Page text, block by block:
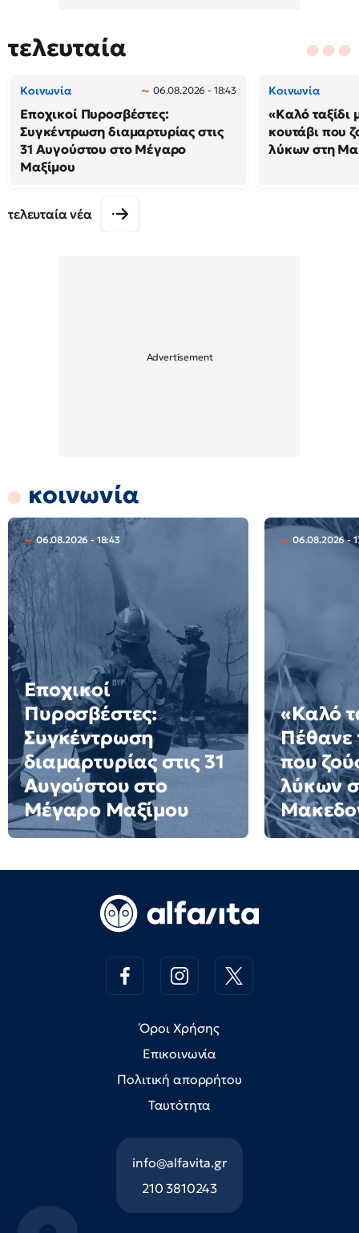
τελευταία
Κοινωνία 06.08.2026 - 18:43
Εποχικοί Πυροσβέστες:
Συγκέντρωση διαμαρτυρίας στις
31 Αυγούστου στο Μέγαρο
Μαξίμου
Κοινωνία
«Καλό ταξίδι
κουτάβι που
λύκων στη
τελευταία νέα
κοινωνία
06.08.2026 - 18:43
Εποχικοί
Πυροσβέστες:
Συγκέντρωση
διαμαρτυρίας στις 31
Αυγούστου στο
Μέγαρο Μαξίμου
06.08.2026 -
«Καλό
Πέθανε
που
λύκων
Όροι Χρήσης
Επικοινωνία
Πολιτική απορρήτου
Ταυτότητα
info@alfavita.gr
210 3810243